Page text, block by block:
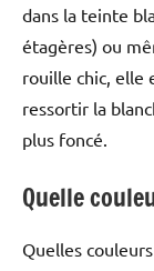
dans la teinte
étagères) ou
rouille chic, elle
ressortir la
plus foncé.
Quelle
Quelles